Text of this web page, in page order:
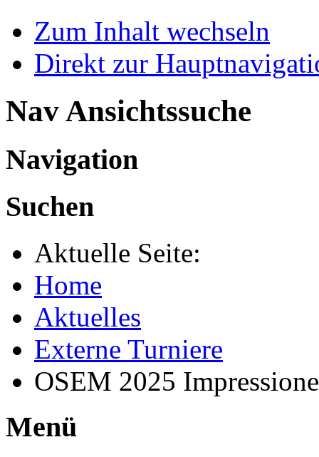
Zum Inhalt wechseln
Direkt zur
Nav Ansichtssuche
Navigation
Suchen
Aktuelle Seite:
Home
Aktuelles
Externe Turniere
OSEM 2025
Menü